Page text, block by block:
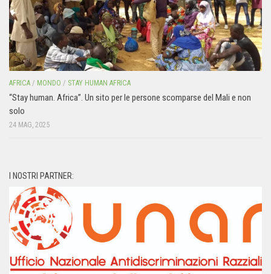
AFRICA / MONDO / STAY HUMAN AFRICA
“Stay human. Africa”. Un sito per le persone scomparse del Mali e non
solo
24 MAG, 2025
I NOSTRI PARTNER: